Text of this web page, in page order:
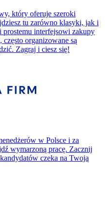
który oferuje szeroki
tu zarówno klasyki, jak i
interfejsowi zakupy
organizowane są
Zagraj i ciesz się!
w Polsce i za
wymarzoną pracę. Zacznij
czeka na Twoją